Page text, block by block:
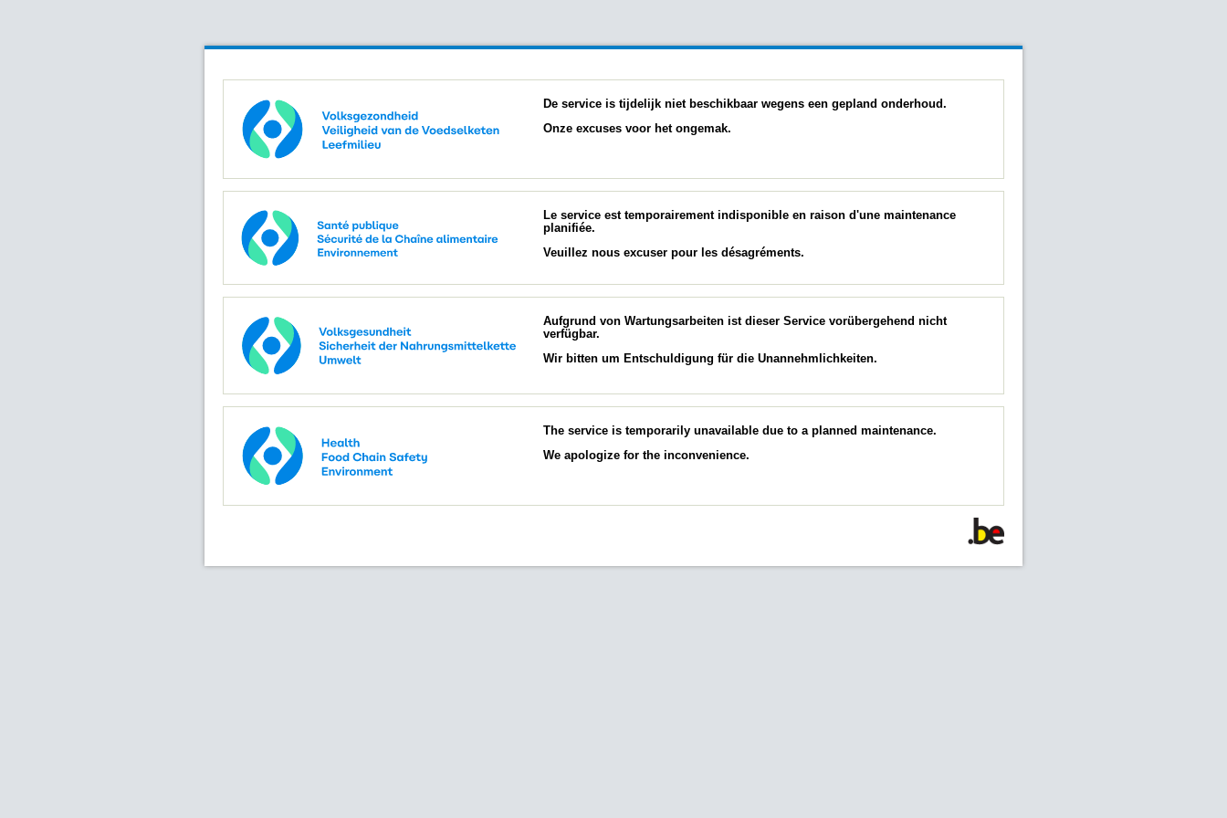
De service is tijdelijk niet beschikbaar wegens een gepland onderhoud.
Onze excuses voor het ongemak.
Le service est temporairement indisponible en raison d'une maintenance
planifiée.
Veuillez nous excuser pour les désagréments.
Aufgrund von Wartungsarbeiten ist dieser Service vorübergehend nicht
verfügbar.
Wir bitten um Entschuldigung für die Unannehmlichkeiten.
The service is temporarily unavailable due to a planned maintenance.
We apologize for the inconvenience.